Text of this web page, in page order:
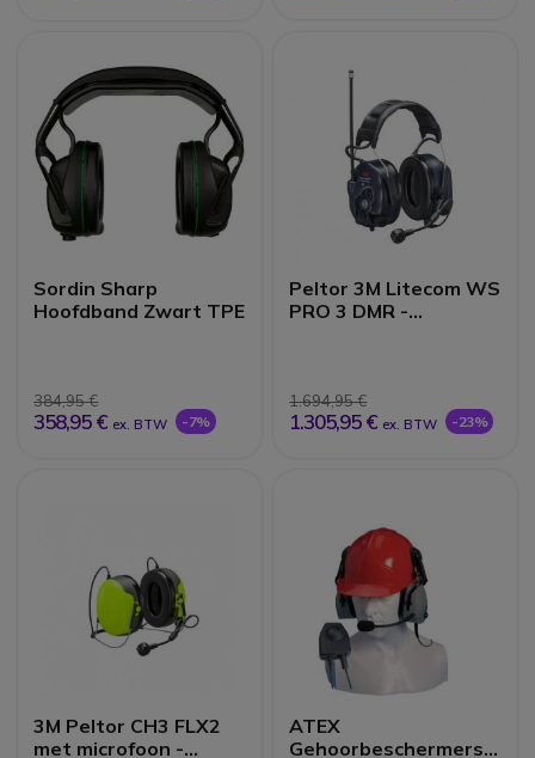
Sordin Sharp
Hoofdband Zwart TPE
384,95 €
358,95 € ex. BTW -7%
Peltor 3M Litecom WS
PRO 3 DMR -
1.694,95 €
1.305,95 € ex. BTW -23%
3M Peltor CH3 FLX2
met microfoon -
ATEX
Gehoorbeschermers